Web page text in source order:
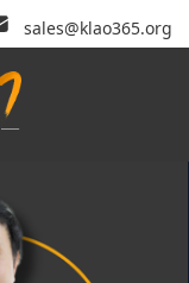
sales@klao365.org